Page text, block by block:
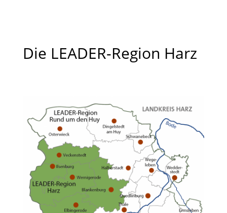
Die LEADER-Region Harz